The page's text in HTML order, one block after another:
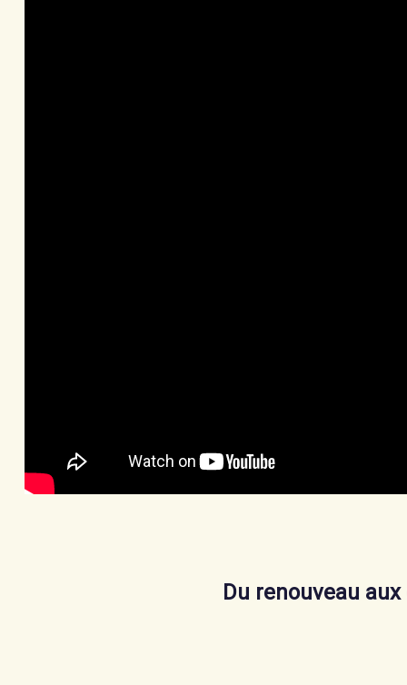
Du renouveau